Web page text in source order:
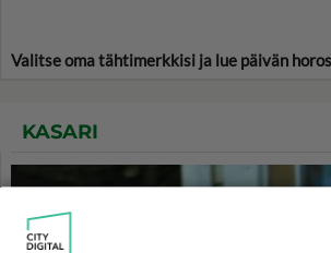
Valitse oma tähtimerkkisi ja lue päivän
KASARI